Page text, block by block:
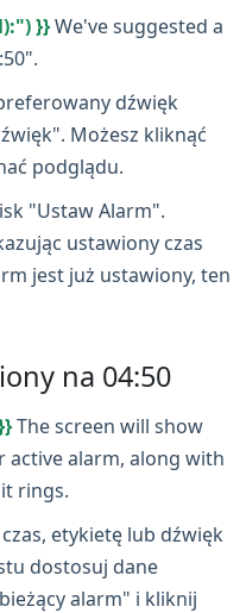
}}We've suggested a
dźwięk
Możesz kliknąć
podglądu.
"Ustaw Alarm".
ustawiony czas
jest już ustawiony, ten
na 04:50
The screen will show
active alarm, along with
rings.
etykietę lub dźwięk
dostosuj dane
alarm" i kliknij